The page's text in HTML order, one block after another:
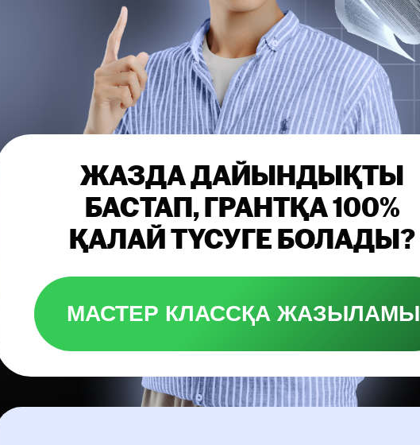
ЖАЗДА ДАЙЫНДЫҚТЫ
БАСТАП, ГРАНТҚА 100%
ҚАЛАЙ ТҮСУГЕ БОЛАДЫ?
МАСТЕР КЛАССҚА